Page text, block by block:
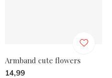
Armband cute flowers
14,99